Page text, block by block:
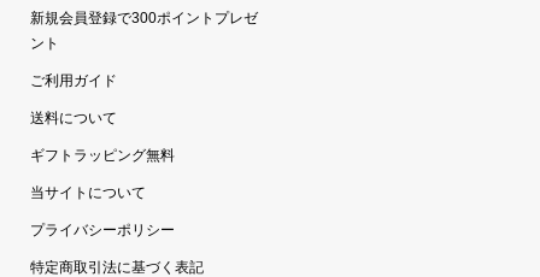
新規会員登録で300ポイントプレゼ
ント
ご利用ガイド
送料について
ギフトラッピング無料
当サイトについて
プライバシーポリシー
特定商取引法に基づく表記